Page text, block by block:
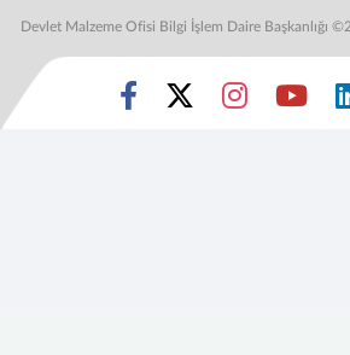
Devlet Malzeme Ofisi Bilgi İşlem Daire Başkanlığı